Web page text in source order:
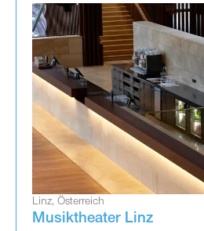
Linz, Österreich
Musiktheater Linz